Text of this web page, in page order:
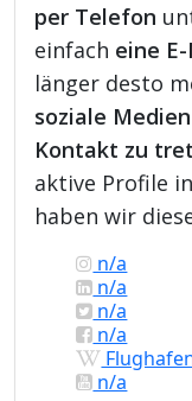
per Telefon
einfach eine
länger desto
soziale
Kontakt zu
aktive Profile
haben wir
n/a
n/a
n/a
n/a
n/a